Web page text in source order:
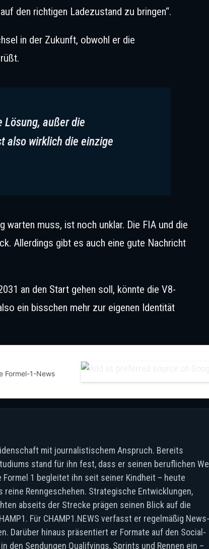
den richtigen Ladezustand zu bringen“.
in der Zukunft, obwohl er die
Lösung, außer die
also wirklich die einzige
warten muss, ist noch unklar. Die FIA und die
Allerdings gibt es auch eine gute Nachricht
an den Start gehen soll, könnte die V8-
ein bisschen mehr zur eigenen Identität
Formel-1-News
mit journalistischem Anspruch. Bereits
stand für ihn fest, dass er seinen beruflichen
1 begleitet ihn seit seiner Kindheit – heute
Renngeschehen. Strategische Entwicklungen,
abseits der Strecke prägen seinen Blick auf die
Für CHAMP1.NEWS verfasst er regelmäßig News-
Darüber hinaus präsentiert er Formate auf den Social-
den Sendungen Qualifyings, Sprints und Rennen ein –